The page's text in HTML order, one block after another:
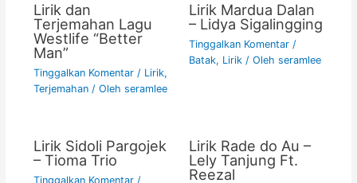
Lirik dan
Terjemahan Lagu
Westlife “Better
Man”
Tinggalkan Komentar / Lirik,
Terjemahan/ Oleh seramlee
Lirik Mardua Dalan
– Lidya Sigalingging
Tinggalkan Komentar /
Batak, Lirik/ Oleh seramlee
Lirik Sidoli Pargojek
– Tioma Trio
Tinggalkan Komentar /
Lirik Rade do Au –
Lely Tanjung Ft.
Reezal